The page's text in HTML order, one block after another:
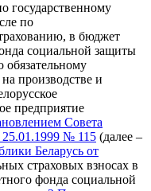
государственному
по
в бюджет
социальной защиты
обязательному
производстве и
предприятие
Совета
25.01.1999 № 115 (далее –
Беларусь от
страховых взносах в
фонда социальной